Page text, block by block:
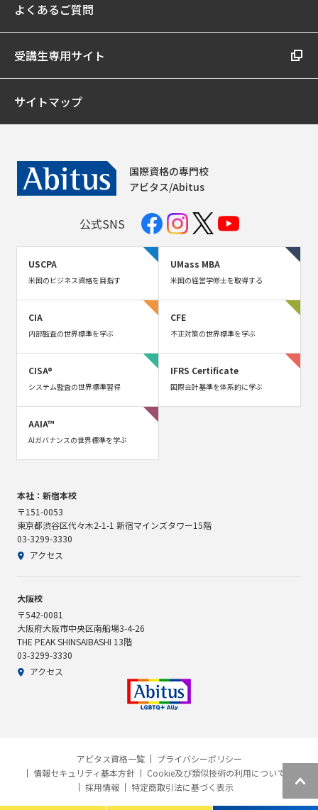
よくあるご質問
受講生専用サイト
サイトマップ
国際資格の専門校
アビタス/Abitus
公式SNS
USCPA
米国のビジネス資格を目指す
UMass MBA
米国の経営学修士を取得する
CIA
内部監査の世界標準を学ぶ
CFE
不正対策の世界標準を学ぶ
CISA®
システム監査の世界標準習得
IFRS Certificate
国際会計基準を体系的に学ぶ
AAIA™
AIガバナンスの世界標準を学ぶ
本社：新宿本校
〒151-0053
東京都渋谷区代々木2-1-1 新宿マインズタワー15階
03-3299-3330
アクセス
大阪校
〒542-0081
大阪府大阪市中央区南船場3-4-26
THE PEAK SHINSAIBASHI 13階
03-3299-3330
アクセス
アビタス資格一覧
プライバシーポリシー
情報セキュリティ基本方針
Cookie及び類似技術の利用について
採用情報
特定商取引法に基づく表示